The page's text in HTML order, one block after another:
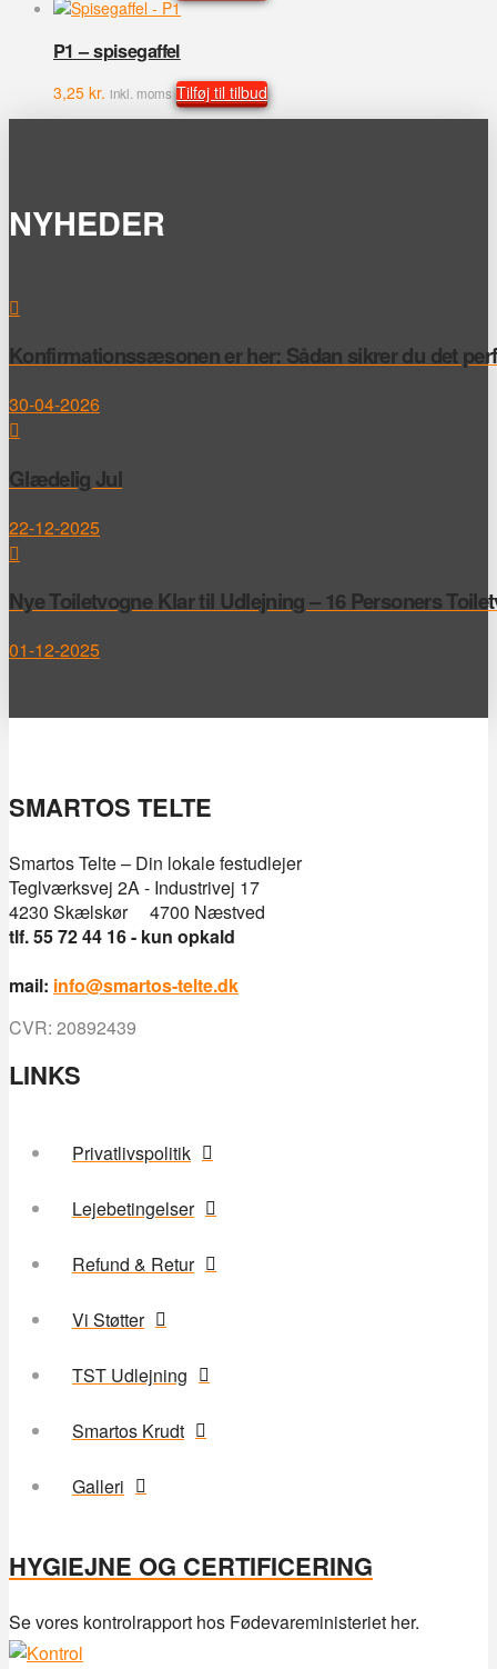
P1 – spisegaffel
3,25 kr. inkl. moms Tilføj til tilbud
NYHEDER
Konfirmationssæsonen er her: Sådan sikrer du det
30-04-2026
Glædelig Jul
22-12-2025
Nye Toiletvogne Klar til Udlejning – 16 Personers
01-12-2025
SMARTOS TELTE
Smartos Telte – Din lokale festudlejer
Teglværksvej 2A - Industrivej 17
4230 Skælskør 4700 Næstved
tlf. 55 72 44 16 - kun opkald
mail: info@smartos-telte.dk
CVR: 20892439
LINKS
Privatlivspolitik
Lejebetingelser
Refund & Retur
Vi Støtter
TST Udlejning
Smartos Krudt
Galleri
HYGIEJNE OG CERTIFICERING
Se vores kontrolrapport hos Fødevareministeriet her.